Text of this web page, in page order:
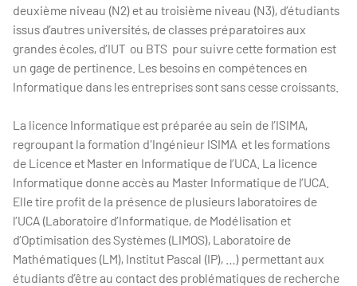
deuxième niveau (N2) et au troisième niveau (N3), d’étudiants
issus d’autres universités, de classes préparatoires aux
grandes écoles, d’IUT ou BTS pour suivre cette formation est
un gage de pertinence. Les besoins en compétences en
Informatique dans les entreprises sont sans cesse croissants.
La licence Informatique est préparée au sein de l’ISIMA,
regroupant la formation d'Ingénieur ISIMA et les formations
de Licence et Master en Informatique de l’UCA. La licence
Informatique donne accès au Master Informatique de l’UCA.
Elle tire profit de la présence de plusieurs laboratoires de
l’UCA (Laboratoire d’Informatique, de Modélisation et
d’Optimisation des Systèmes (LIMOS), Laboratoire de
Mathématiques (LM), Institut Pascal (IP), …) permettant aux
étudiants d’être au contact des problématiques de recherche